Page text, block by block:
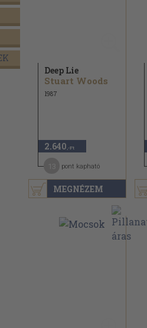
MEGNÉZEM
Deep Lie
Stuart Woods
1987
2.640 ,-Ft
pont kapható